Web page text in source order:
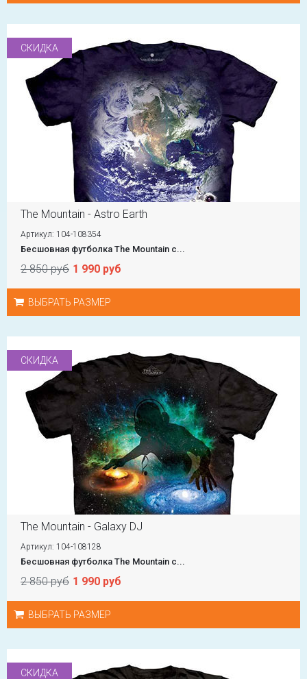
СКИДКА
The Mountain - Astro Earth
Артикул: 104-108354
Бесшовная футболка The Mountain с...
2 850 руб 1 990 руб
ВЫБРАТЬ РАЗМЕР
СКИДКА
The Mountain - Galaxy DJ
Артикул: 104-108128
Бесшовная футболка The Mountain с...
2 850 руб 1 990 руб
ВЫБРАТЬ РАЗМЕР
СКИДКА